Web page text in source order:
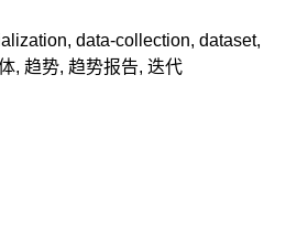
, data-collection, dataset,
, 趋势, 趋势报告, 迭代